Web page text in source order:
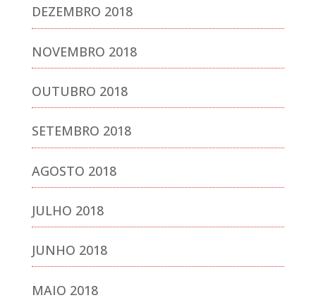
DEZEMBRO 2018
NOVEMBRO 2018
OUTUBRO 2018
SETEMBRO 2018
AGOSTO 2018
JULHO 2018
JUNHO 2018
MAIO 2018